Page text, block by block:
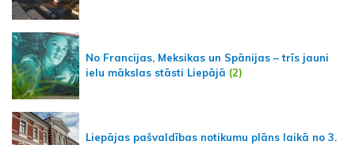
No Francijas, Meksikas un Spānijas – trīs jauni
ielu mākslas stāsti Liepājā (2)
Liepājas pašvaldības notikumu plāns laikā no 3.